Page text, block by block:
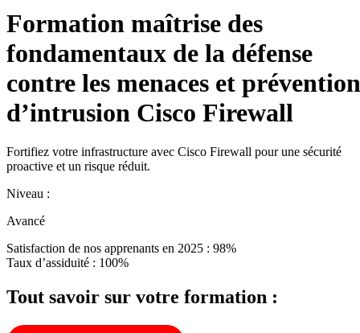
Formation maîtrise des
fondamentaux de la défense
contre les menaces et prévention
d’intrusion Cisco Firewall
Fortifiez votre infrastructure avec Cisco Firewall pour une sécurité
proactive et un risque réduit.
Niveau :
Avancé
Satisfaction de nos apprenants en 2025 : 98%
Taux d’assiduité : 100%
Tout savoir sur votre formation :